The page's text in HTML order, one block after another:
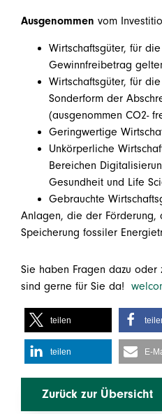
Ausgenommen vom
Wirtschaftsgüter, für
Gewinnfreibetrag
Wirtschaftsgüter, für
Sonderform der
(ausgenommen CO2-
Geringwertige
Unkörperliche
Bereichen
Gesundheit und Life
Gebrauchte
Anlagen, die der Förderung,
Speicherung fossiler
Sie haben Fragen dazu oder
sind gerne für Sie da!
teilen
teilen E-
Zurück zur Übersicht